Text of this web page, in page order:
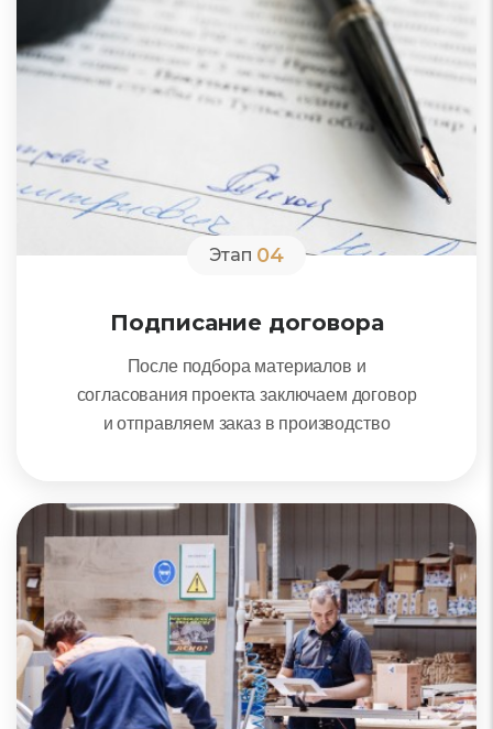
Этап 04
Подписание договора
После подбора материалов и
согласования проекта заключаем договор
и отправляем заказ в производство